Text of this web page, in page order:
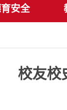
安全
校友校